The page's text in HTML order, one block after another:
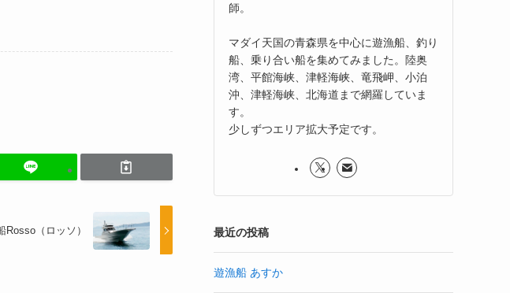
Rosso（ロッソ）
師。
マダイ天国の青森県を中心に遊漁船、釣り
船、乗り合い船を集めてみました。陸奥
湾、平館海峡、津軽海峡、竜飛岬、小泊
沖、津軽海峡、北海道まで網羅していま
す。
少しずつエリア拡大予定です。
最近の投稿
遊漁船 あすか